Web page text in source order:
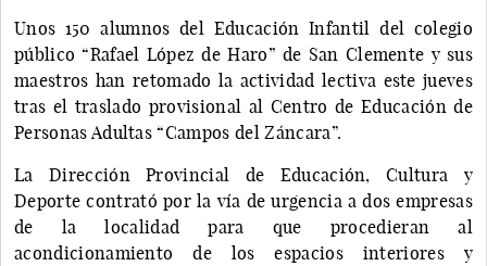
Unos 150 alumnos del Educación Infantil del colegio
público “Rafael López de Haro” de San Clemente y sus
maestros han retomado la actividad lectiva este jueves
tras el traslado provisional al Centro de Educación de
Personas Adultas “Campos del Záncara”.
La Dirección Provincial de Educación, Cultura y
Deporte contrató por la vía de urgencia a dos empresas
de la localidad para que procedieran al
acondicionamiento de los espacios interiores y